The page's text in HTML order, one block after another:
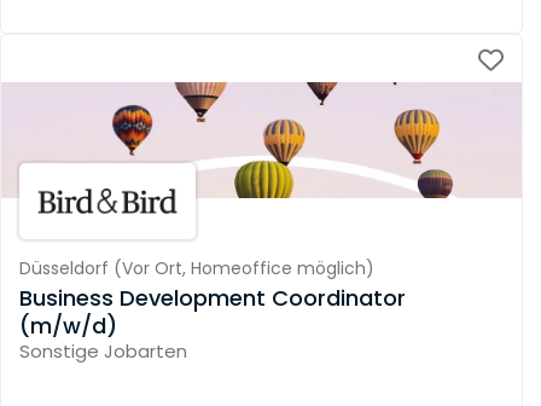
Düsseldorf (Vor Ort, Homeoffice möglich)
Business Development Coordinator
(m/w/d)
Sonstige Jobarten